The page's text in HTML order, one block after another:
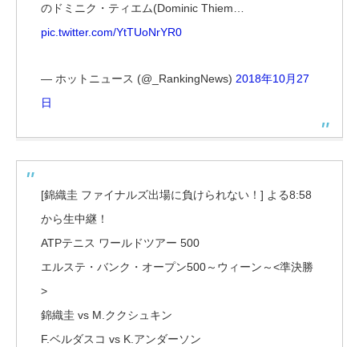
のドミニク・ティエム(Dominic Thiem…
pic.twitter.com/YtTUoNrYR0
— ホットニュース (@_RankingNews) 2018年10月27
日
[錦織圭 ファイナルズ出場に負けられない！] よる8:58
から生中継！
ATPテニス ワールドツアー 500
エルステ・バンク・オープン500～ウィーン～<準決勝
>
錦織圭 vs M.ククシュキン
F.ベルダスコ vs K.アンダーソン